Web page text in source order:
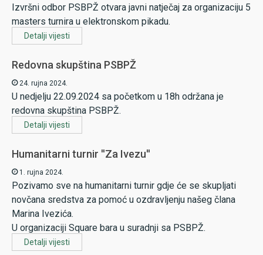
Izvršni odbor PSBPŽ otvara javni natječaj za organizaciju 5
masters turnira u elektronskom pikadu.
Detalji vijesti
Redovna skupština PSBPŽ
24. rujna 2024.
U nedjelju 22.09.2024 sa početkom u 18h održana je
redovna skupština PSBPŽ.
Detalji vijesti
Humanitarni turnir ''Za Ivezu''
1. rujna 2024.
Pozivamo sve na humanitarni turnir gdje će se skupljati
novčana sredstva za pomoć u ozdravljenju našeg člana
Marina Ivezića.
U organizaciji Square bara u suradnji sa PSBPŽ.
Detalji vijesti